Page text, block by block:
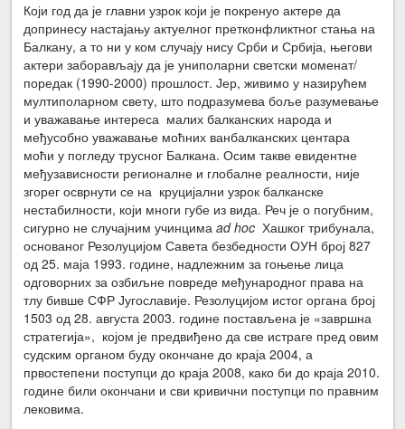
Који год да је главни узрок који је покренуо актере да
допринесу настајању актуелног претконфликтног стања на
Балкану, а то ни у ком случају нису Срби и Србија, његови
актери заборављају да је униполарни светски моменат/
поредак (1990-2000) прошлост. Јер, живимо у назирућем
мултиполарном свету, што подразумева боље разумевање
и уважавање интереса малих балканских народа и
међусобно уважавање моћних ванбалканских центара
моћи у погледу трусног Балкана. Осим такве евидентне
међузависности регионалне и глобалне реалности, није
згорег осврнути се на круцијални узрок балканске
нестабилности, који многи губе из вида. Реч је о погубним,
сигурно не случајним учинцимаad hoc Хашког трибунала,
основаног Резолуцијом Савета безбедности ОУН број 827
од 25. маја 1993. године, надлежним за гоњење лица
одговорних за озбиљне повреде међународног права на
тлу бивше СФР Југославије. Резолуцијом истог органа број
1503 од 28. августа 2003. године постављена је «завршна
стратегија», којом је предвиђено да све истраге пред овим
судским органом буду окончане до краја 2004, а
првостепени поступци до краја 2008, како би до краја 2010.
године били окончани и сви кривични поступци по правним
лековима.